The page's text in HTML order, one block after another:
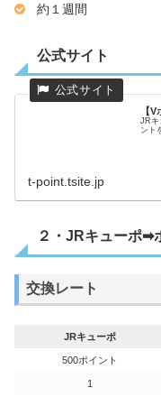
約１週間
公式サイト
【
JRキ
ント
t-point.tsite.jp
２・JRキューポ➡
交換レート
JRキューポ
500ポイント
1